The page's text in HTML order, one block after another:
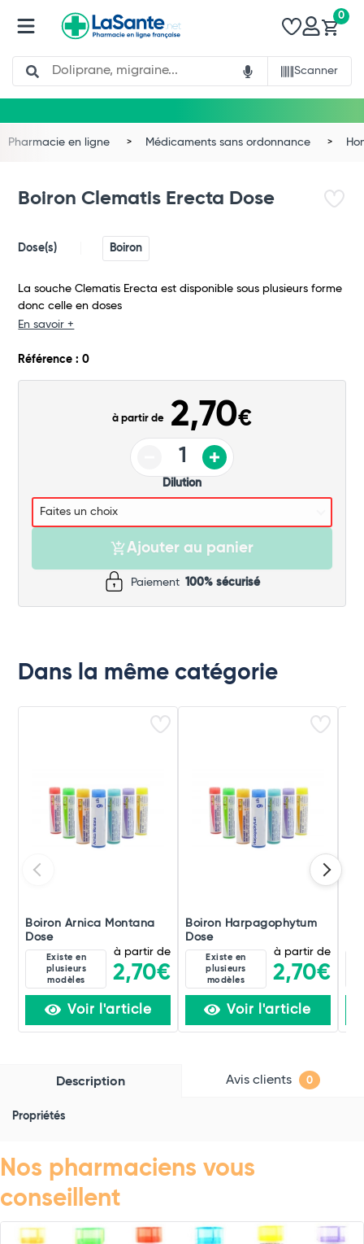
Search
Scanner
0
Total
Pharmacie en ligne Médicaments sans ordonnance
Boiron Clematis Erecta Dose
Dose(s) Boiron
La souche Clematis Erecta est disponible sous plusieurs forme
donc celle en doses
En savoir +
Référence : 0
à partir de 2,70€
Dilution
Ajouter au panier
Paiement 100% sécurisé
Dans la même catégorie
Boiron Arnica Montana
Dose
Existe en
plusieurs
modèles
à partir de
2,70€
Voir l'article
Boiron Harpagophytum
Dose
Existe en
plusieurs
modèles
à partir de
2,70€
Voir l'article
Description Avis clients 0
Propriétés
Nos pharmaciens vous
conseillent